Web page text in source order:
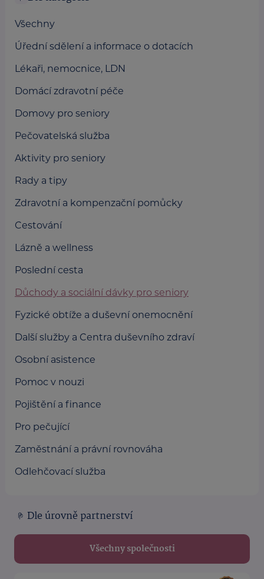
Všechny
Úřední sdělení a informace o dotacích
Lékaři, nemocnice, LDN
Domácí zdravotní péče
Domovy pro seniory
Pečovatelská služba
Aktivity pro seniory
Rady a tipy
Zdravotní a kompenzační pomůcky
Cestování
Lázně a wellness
Poslední cesta
Důchody a sociální dávky pro seniory
Fyzické obtíže a duševní onemocnění
Další služby a Centra duševního zdraví
Osobní asistence
Pomoc v nouzi
Pojištění a finance
Pro pečující
Zaměstnání a právní rovnováha
Odlehčovací služba
Dle úrovně partnerství
Všechny společnosti